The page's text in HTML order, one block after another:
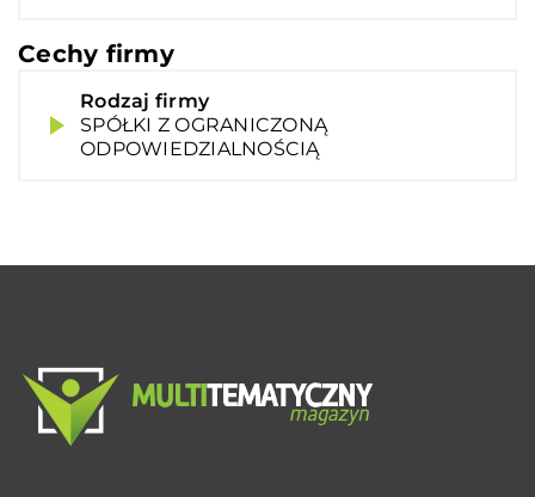
Cechy firmy
Rodzaj firmy
SPÓŁKI Z OGRANICZONĄ
ODPOWIEDZIALNOŚCIĄ